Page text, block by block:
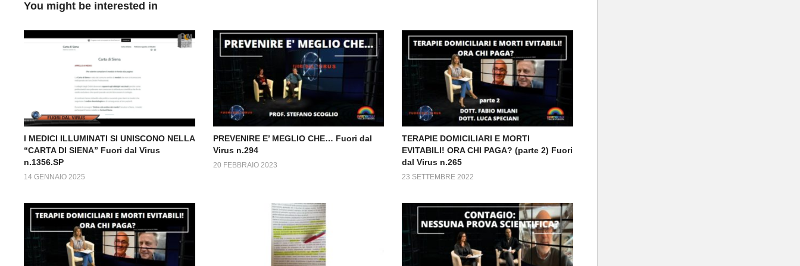
You might be interested in
I MEDICI ILLUMINATI SI UNISCONO NELLA
“CARTA DI SIENA” Fuori dal Virus
n.1356.SP
14 GENNAIO 2025
PREVENIRE E’ MEGLIO CHE… Fuori dal
Virus n.294
20 FEBBRAIO 2023
TERAPIE DOMICILIARI E MORTI
EVITABILI! ORA CHI PAGA? (parte 2) Fuori
dal Virus n.265
23 SETTEMBRE 2022